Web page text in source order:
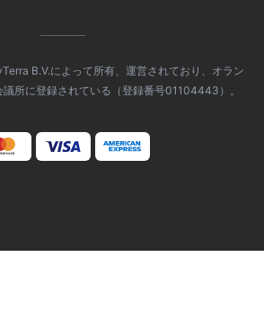
B.V.によって所有、運営されており、オラン
所に登録されている（登録番号01104443）。